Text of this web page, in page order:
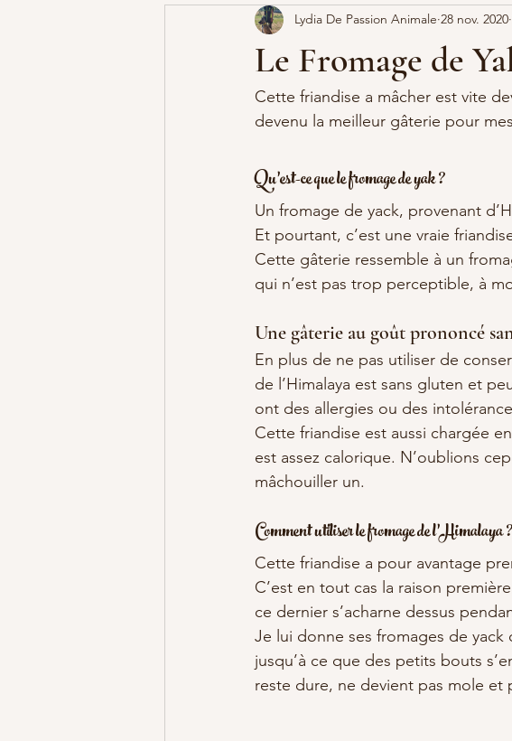
Le Fromage de
Lydia De Passion Animale 28 nov. 2020
Cette friandise a mâcher est vite
devenu la meilleur gâterie pour
Qu’est-ce que le fromage de yak ?
Un fromage de yack, provenant
Et pourtant, c’est une vraie
Cette gâterie ressemble à un
qui n’est pas trop perceptible, à
Une gâterie au goût prononcé
En plus de ne pas utiliser de
de l’Himalaya est sans gluten et
ont des allergies ou des
Cette friandise est aussi chargée
est assez calorique. N’oublions
mâchouiller un.
Comment utiliser le fromage de l’Himalaya ?
Cette friandise a pour avantage
C’est en tout cas la raison
ce dernier s’acharne dessus
Je lui donne ses fromages de
jusqu’à ce que des petits bouts
reste dure, ne devient pas mole et